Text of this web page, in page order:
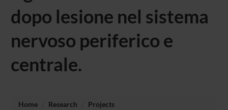
dopo lesione nel sistema
nervoso periferico e
centrale.
Home Research
Projects